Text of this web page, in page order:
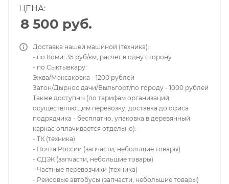
ЦЕНА:
8 500 руб.
Доставка нашей машиной (техника):
- по Коми: 35 руб/км, расчет в одну сторону
- по Сыктывкару:
Эжва/Максаковка - 1200 рублей
Затон/Дырнос дачи/Выльгорт/по городу - 1000 рублей
Также доступны (по тарифам организаций,
осуществляющим перевозку, доставка до офиса
подрядчика - бесплатно, упаковка в деревянный
каркас оплачивается отдельно):
- ТК (техника)
- Почта России (запчасти, небольшие товары)
- СДЭК (запчасти, небольшие товары)
- Частные перевозчики (техника)
- Рейсовые автобусы (запчасти, небольшие товары)